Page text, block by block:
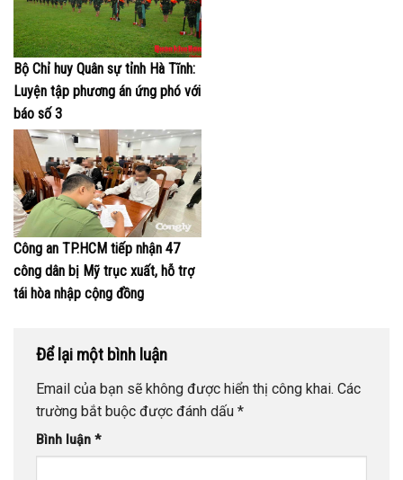
Bộ Chỉ huy Quân sự tỉnh Hà Tĩnh:
Luyện tập phương án ứng phó với
báo số 3
Công an TP.HCM tiếp nhận 47
công dân bị Mỹ trục xuất, hỗ trợ
tái hòa nhập cộng đồng
Để lại một bình luận
Email của bạn sẽ không được hiển thị công khai. Các
trường bắt buộc được đánh dấu *
Bình luận *